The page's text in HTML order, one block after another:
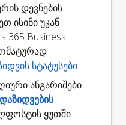
დევნების
ისინი უკან
365 Business
სტატუსები
ანგარიშები
ყუთში